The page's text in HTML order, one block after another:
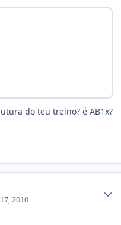
do teu treino? é AB1x?
2010